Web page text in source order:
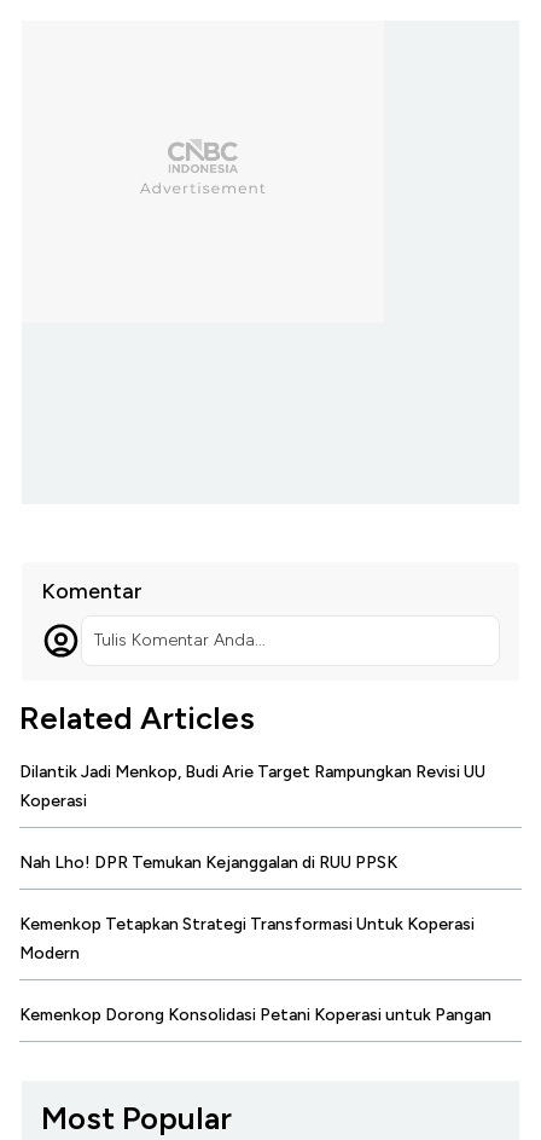
Komentar
Tulis Komentar Anda...
Related Articles
Dilantik Jadi Menkop, Budi Arie Target Rampungkan Revisi UU
Koperasi
Nah Lho! DPR Temukan Kejanggalan di RUU PPSK
Kemenkop Tetapkan Strategi Transformasi Untuk Koperasi
Modern
Kemenkop Dorong Konsolidasi Petani Koperasi untuk Pangan
Most Popular